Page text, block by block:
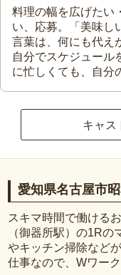
料理の幅を広げたい
い、応募。「美味し
言葉は、何にも代え
自分でスケジュール
に忙しくても、自分
キャス
愛知県名古屋市
スキマ時間で働ける
（御器所駅）の1R
やキッチン掃除など
仕事なので、Wワー